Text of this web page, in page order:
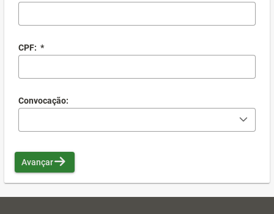
CPF: *
Convocação:
Avançar